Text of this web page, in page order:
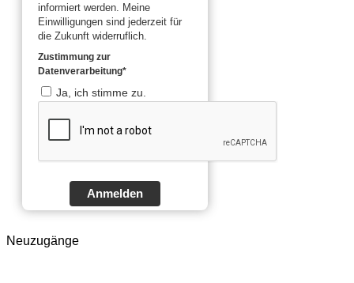
informiert werden. Meine
Einwilligungen sind jederzeit für
die Zukunft widerruflich.
Zustimmung zur
Datenverarbeitung*
Ja, ich stimme zu.
Anmelden
Neuzugänge